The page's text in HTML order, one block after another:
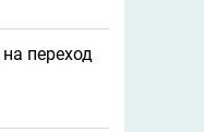
переход